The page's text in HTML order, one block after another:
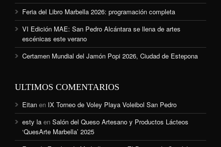
Feria del Libro Marbella 2026: programación completa
VI Edición MAE: San Pedro Alcántara se llena de artes
escénicas este verano
Certamen Mundial del Jamón Popi 2026, Ciudad de Estepona
ULTIMOS COMENTARIOS
Eitan en IX Torneo de Voley Playa Voleibol San Pedro
esty la en Salón del Queso Artesano y Productos Lácteos
‘QuesArte Marbella’ 2025